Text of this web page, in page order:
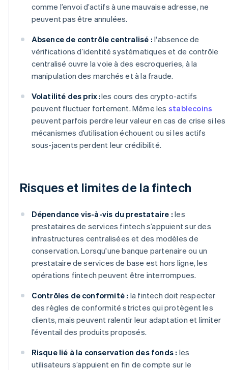
comme l’envoi d’actifs à une mauvaise adresse, ne
peuvent pas être annulées.
Absence de contrôle centralisé : l'absence de
vérifications d’identité systématiques et de contrôle
centralisé ouvre la voie à des escroqueries, à la
manipulation des marchés et à la fraude.
Volatilité des prix :les cours des crypto-actifs
peuvent fluctuer fortement. Même les stablecoins
peuvent parfois perdre leur valeur en cas de crise si les
mécanismes d’utilisation échouent ou si les actifs
sous-jacents perdent leur crédibilité.
Risques et limites de la fintech
Dépendance vis-à-vis du prestataire : les
prestataires de services fintech s’appuient sur des
infrastructures centralisées et des modèles de
conservation. Lorsqu'une banque partenaire ou un
prestataire de services de base est hors ligne, les
opérations fintech peuvent être interrompues.
Contrôles de conformité : la fintech doit respecter
des règles de conformité strictes qui protègent les
clients, mais peuvent ralentir leur adaptation et limiter
l’éventail des produits proposés.
Risque lié à la conservation des fonds : les
utilisateurs s’appuient en fin de compte sur le